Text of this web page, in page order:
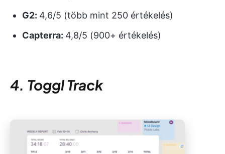
G2: 4,6/5 (több mint 250 értékelés)
Capterra: 4,8/5 (900+ értékelés)
4. Toggl Track